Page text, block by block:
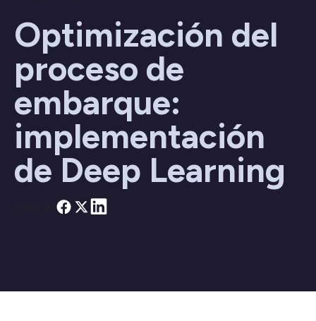
Optimización del
proceso de
embarque:
implementación
de Deep Learning